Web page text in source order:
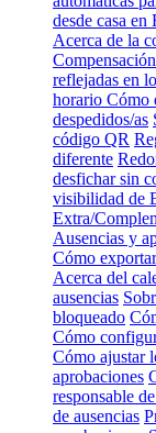
desde casa en
Acerca de la
reflejadas en
horario Cómo
despedidos/as
código QR
diferente
desfichar sin
visibilidad de
Extra/
Ausencias y
Cómo
Acerca del
ausencias
bloqueado
Cómo
Cómo ajustar
aprobaciones
responsable
de ausencias